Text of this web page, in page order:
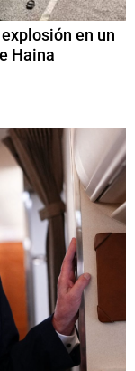
en un
Haina